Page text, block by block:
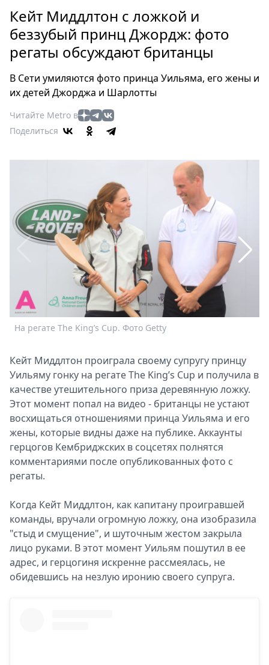
Россия
Мир
Здоровье
Туризм
Мода
Театр
Кино
Выставки
Пресс-
релизы
О
Metro
Стримы
Спецпроекты
Звезды
Выборы
2026
Кейт Миддлтон с ложкой и
беззубый принц Джордж: фото
регаты обсуждают британцы
В Сети умиляются фото принца Уильяма, его жены и
их детей Джорджа и Шарлотты
Читайте Metro в
Поделиться
На регате The King’s Cup. Фото Getty
Кейт Миддлтон проиграла своему супругу принцу
Уильяму гонку на регате The King’s Cup и получила в
качестве утешительного приза деревянную ложку.
Этот момент попал на видео - британцы не устают
восхищаться отношениями принца Уильяма и его
жены, которые видны даже на публике. Аккаунты
герцогов Кембриджских в соцсетях полнятся
комментариями после опубликованных фото с
регаты.
Когда Кейт Миддлтон, как капитану проигравшей
команды, вручали огромную ложку, она изобразила
"стыд и смущение", и шуточным жестом закрыла
лицо руками. В этот момент Уильям пошутил в ее
адрес, и герцогиня искренне рассмеялась, не
обидевшись на незлую иронию своего супруга.